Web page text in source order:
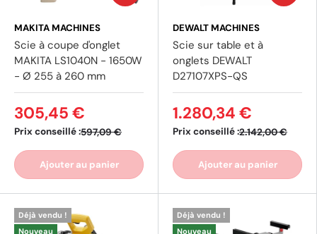
MAKITA MACHINES
Scie à coupe d'onglet
MAKITA LS1040N - 1650W
- Ø 255 à 260 mm
Prix conseillé :597,09 €
305,45 €
Ajouter au panier
DEWALT MACHINES
Scie sur table et à
onglets DEWALT
D27107XPS-QS
Prix conseillé :2.142,00 €
1.280,34 €
Ajouter au panier
Déjà vendu !
Nouveau
Déjà vendu !
Nouveau